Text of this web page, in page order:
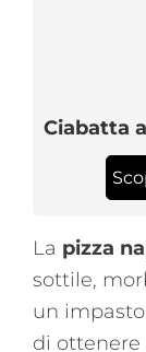
Ciabatta
La pizza
sottile,
un
di ottenere